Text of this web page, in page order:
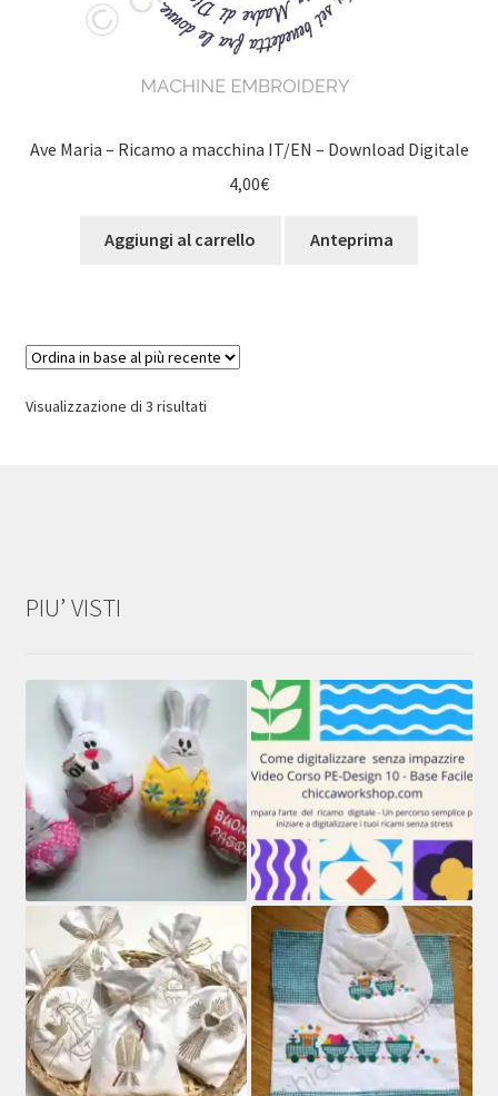
Ave Maria – Ricamo a macchina IT/EN – Download Digitale
4,00€
Aggiungi al carrello Anteprima
Visualizzazione di 3 risultatiOrdina
PIU’ VISTI